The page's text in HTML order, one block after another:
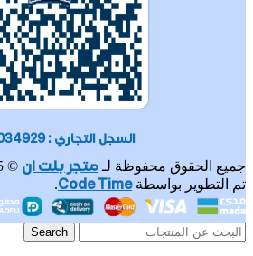
السجل التجاري : 1009034929
جميع الحقوق محفوظة لـ متجر بلت ان © 2025.
تم التطوير بواسطةCode Time
.
Search